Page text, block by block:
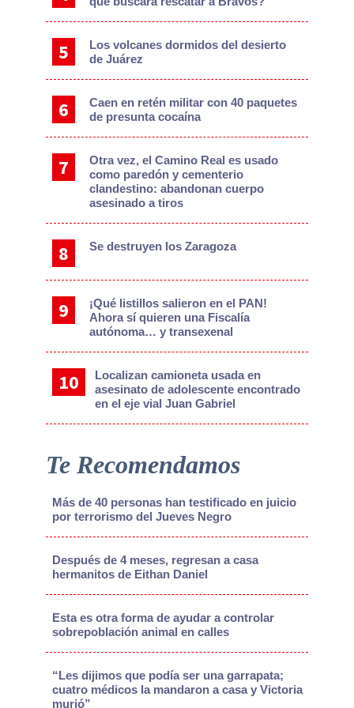
Los volcanes dormidos del desierto
de Juárez
Caen en retén militar con 40 paquetes
de presunta cocaína
Otra vez, el Camino Real es usado
como paredón y cementerio
clandestino: abandonan cuerpo
asesinado a tiros
Se destruyen los Zaragoza
¡Qué listillos salieron en el PAN!
Ahora sí quieren una Fiscalía
autónoma… y transexenal
Localizan camioneta usada en
asesinato de adolescente encontrado
en el eje vial Juan Gabriel
Te Recomendamos
Más de 40 personas han testificado en juicio
por terrorismo del Jueves Negro
Después de 4 meses, regresan a casa
hermanitos de Eithan Daniel
Esta es otra forma de ayudar a controlar
sobrepoblación animal en calles
“Les dijimos que podía ser una garrapata;
cuatro médicos la mandaron a casa y Victoria
murió”